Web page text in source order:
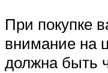
При покупке
внимание на
должна быть